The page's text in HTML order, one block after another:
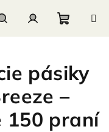
košík
pásiky
–
150 praní